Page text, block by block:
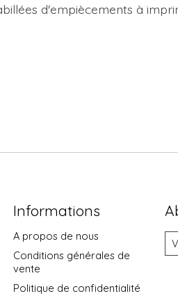
d'empiècements à
Informations
A propos de nous
Conditions générales de
vente
Politique de confidentialité